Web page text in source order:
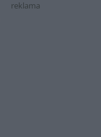
reklama